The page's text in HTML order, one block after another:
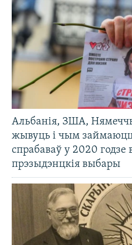
Альбанія, ЗША,
жывуць і чым
спрабаваў у 2020 годзе
прэзыдэнцкія выбары